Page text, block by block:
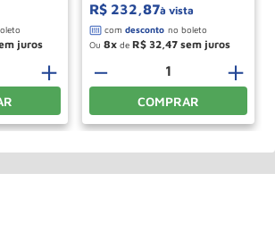
＋
R$ 232,87à vista
Ou 8 de R$ 32,47
＋
－
COMPRAR